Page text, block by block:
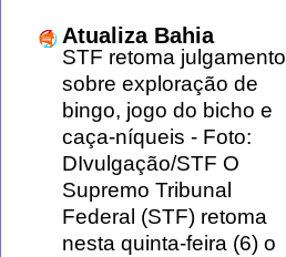
Atualiza Bahia
STF retoma julgamento
sobre exploração de
bingo, jogo do bicho e
caça-níqueis - Foto:
DIvulgação/STF O
Supremo Tribunal
Federal (STF) retoma
nesta quinta-feira (6) o